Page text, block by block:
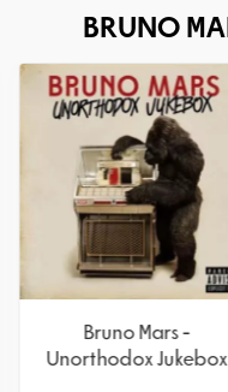
Bruno Mars -
Unorthodox Jukebox